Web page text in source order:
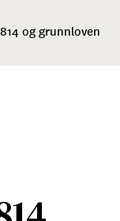
og grunnloven